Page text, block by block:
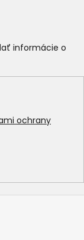
informácie o
ochrany